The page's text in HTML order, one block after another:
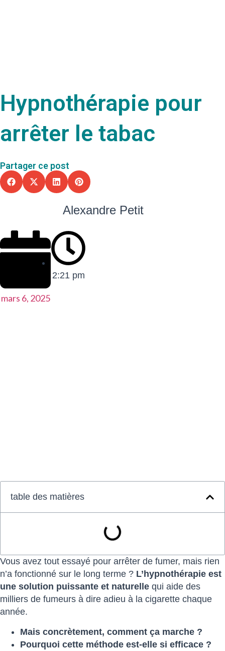
Hypnothérapie pour
arrêter le tabac
Partager ce post
Alexandre Petit
mars 6, 2025
2:21 pm
table des matières
Vous avez tout essayé pour arrêter de fumer, mais rien
n’a fonctionné sur le long terme ? L’hypnothérapie est
une solution puissante et naturelle qui aide des
milliers de fumeurs à dire adieu à la cigarette chaque
année.
Mais concrètement, comment ça marche ?
Pourquoi cette méthode est-elle si efficace ?